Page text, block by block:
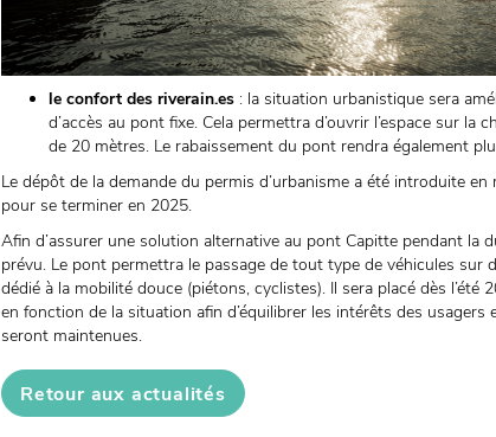
le confort des riverain.es : la situation urbanistique sera
d’accès au pont fixe. Cela permettra d’ouvrir l’espace sur la
de 20 mètres. Le rabaissement du pont rendra également
Le dépôt de la demande du permis d’urbanisme a été introduite
pour se terminer en 2025.
Afin d’assurer une solution alternative au pont Capitte pendant la
prévu. Le pont permettra le passage de tout type de véhicules sur
dédié à la mobilité douce (piétons, cyclistes). Il sera placé dès
en fonction de la situation afin d’équilibrer les intérêts des usagers
seront maintenues.
Retour aux actualités